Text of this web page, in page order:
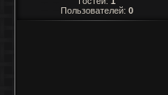
Пользователей: 0